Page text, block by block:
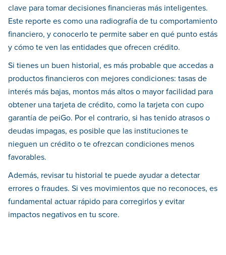
clave para tomar decisiones financieras más inteligentes.
Este reporte es como una radiografía de tu comportamiento
financiero, y conocerlo te permite saber en qué punto estás
y cómo te ven las entidades que ofrecen crédito.
Si tienes un buen historial, es más probable que accedas a
productos financieros con mejores condiciones: tasas de
interés más bajas, montos más altos o mayor facilidad para
obtener una tarjeta de crédito, como la tarjeta con cupo
garantía de peiGo. Por el contrario, si has tenido atrasos o
deudas impagas, es posible que las instituciones te
nieguen un crédito o te ofrezcan condiciones menos
favorables.
Además, revisar tu historial te puede ayudar a detectar
errores o fraudes. Si ves movimientos que no reconoces, es
fundamental actuar rápido para corregirlos y evitar
impactos negativos en tu score.